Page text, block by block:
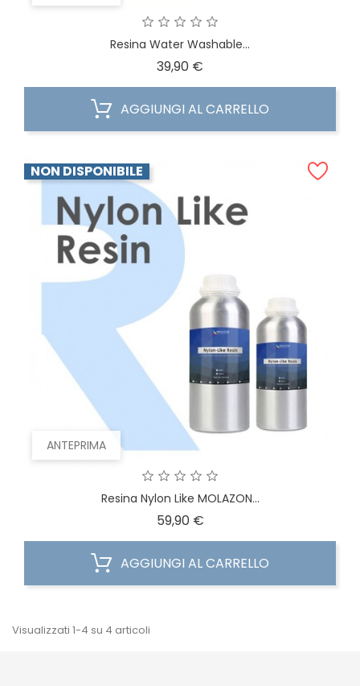
Resina Water Washable...
39,90 €
AGGIUNGI AL CARRELLO
ANTEPRIMA
NON DISPONIBILE
Resina Nylon Like MOLAZON...
59,90 €Prezzo
AGGIUNGI AL CARRELLO
Visualizzati 1-4 su 4 articoli